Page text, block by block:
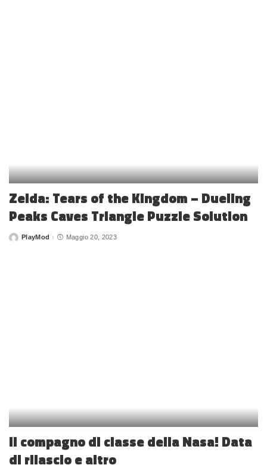
Zelda: Tears of the Kingdom – Dueling
Peaks Caves Triangle Puzzle Solution
PostedPlayMod Maggio 20, 2023
Il compagno di classe della Nasa! Data
di rilascio e altro